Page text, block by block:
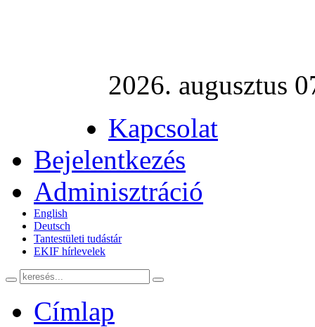
2026. augusztus
Kapcsolat
Bejelentkezés
Adminisztráció
English
Deutsch
Tantestületi tudástár
EKIF hírlevelek
Címlap